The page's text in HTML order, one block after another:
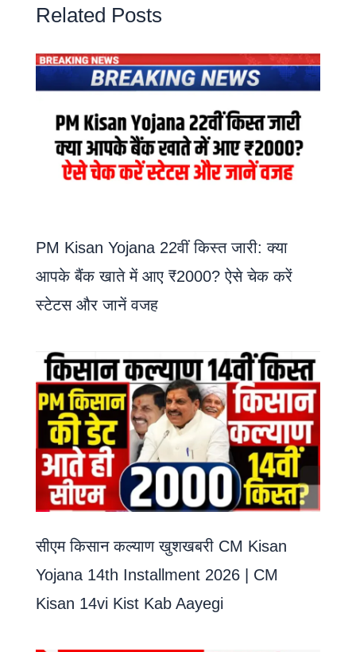
Related Posts
PM Kisan Yojana 22वीं किस्त जारी: क्या
आपके बैंक खाते में आए ₹2000? ऐसे चेक करें
स्टेटस और जानें वजह
सीएम किसान कल्याण खुशखबरी CM Kisan
Yojana 14th Installment 2026 | CM
Kisan 14vi Kist Kab Aayegi